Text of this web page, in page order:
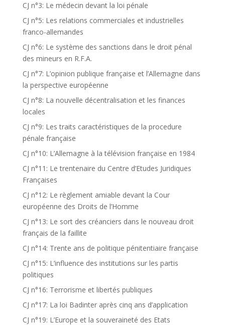
CJ n°3: Le médecin devant la loi pénale
CJ n°5: Les relations commerciales et industrielles
franco-allemandes
CJ n°6: Le système des sanctions dans le droit pénal
des mineurs en R.F.A.
CJ n°7: L’opinion publique française et l’Allemagne dans
la perspective européenne
CJ n°8: La nouvelle décentralisation et les finances
locales
CJ n°9: Les traits caractéristiques de la procedure
pénale française
CJ n°10: L’Allemagne à la télévision française en 1984
CJ n°11: Le trentenaire du Centre d’Etudes Juridiques
Françaises
CJ n°12: Le règlement amiable devant la Cour
européenne des Droits de l’Homme
CJ n°13: Le sort des créanciers dans le nouveau droit
français de la faillite
CJ n°14: Trente ans de politique pénitentiaire française
CJ n°15: L’influence des institutions sur les partis
politiques
CJ n°16: Terrorisme et libertés publiques
CJ n°17: La loi Badinter après cinq ans d’application
CJ n°19: L’Europe et la souveraineté des Etats